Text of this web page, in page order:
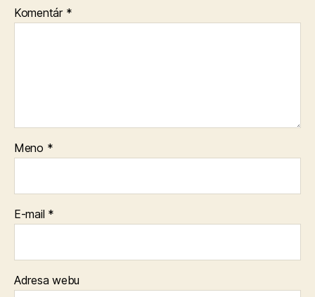
Komentár *
Meno *
E-mail *
Adresa webu